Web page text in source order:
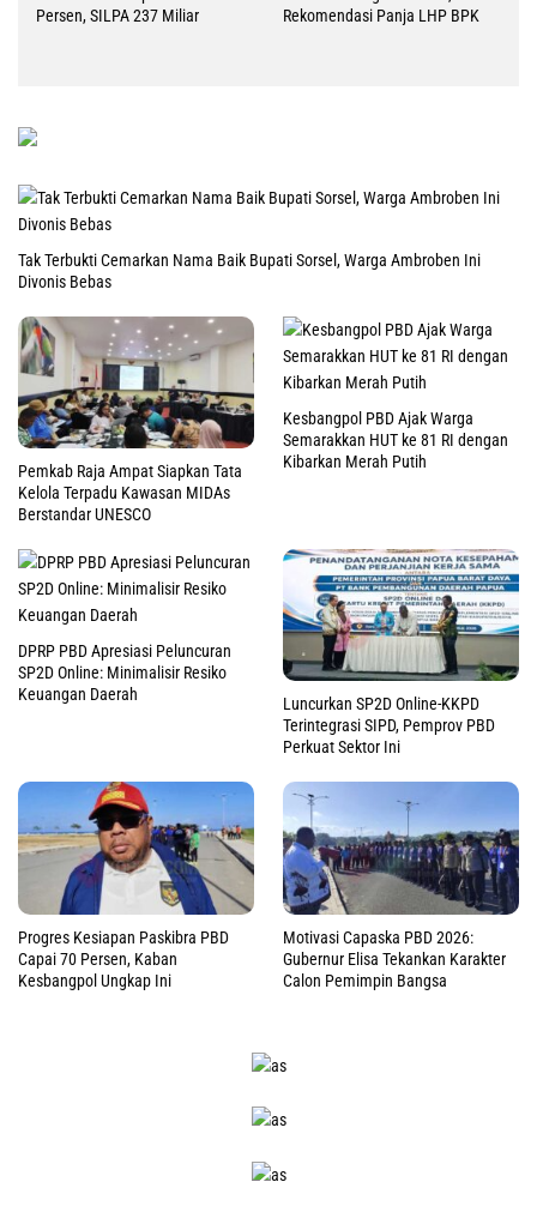
Persen, SILPA 237 Miliar
Rekomendasi Panja LHP BPK
Tak Terbukti Cemarkan Nama Baik Bupati Sorsel, Warga Ambroben Ini
Divonis Bebas
Pemkab Raja Ampat Siapkan Tata
Kelola Terpadu Kawasan MIDAs
Berstandar UNESCO
Kesbangpol PBD Ajak Warga
Semarakkan HUT ke 81 RI dengan
Kibarkan Merah Putih
DPRP PBD Apresiasi Peluncuran
SP2D Online: Minimalisir Resiko
Keuangan Daerah
Luncurkan SP2D Online-KKPD
Terintegrasi SIPD, Pemprov PBD
Perkuat Sektor Ini
Progres Kesiapan Paskibra PBD
Capai 70 Persen, Kaban
Kesbangpol Ungkap Ini
Motivasi Capaska PBD 2026:
Gubernur Elisa Tekankan Karakter
Calon Pemimpin Bangsa